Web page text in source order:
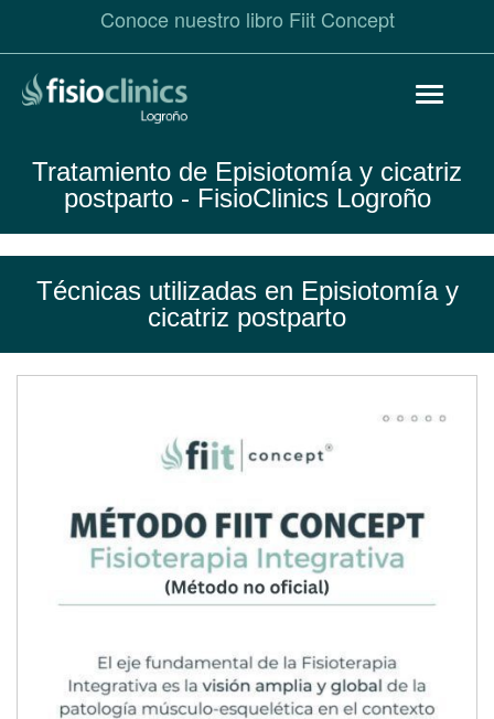
Pasar
principal
Conoce nuestro libro Fiit Concept
Toggle
Tratamiento de Episiotomía y cicatriz
postparto- FisioClinics Logroño
Técnicas utilizadas en Episiotomía y
cicatriz postparto